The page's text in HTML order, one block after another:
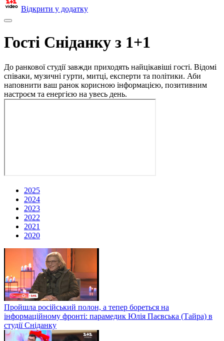
Відкрити у додатку
Гості Сніданку з 1+1
До ранкової студії завжди приходять найцікавіші гості. Відомі
співаки, музичні гурти, митці, експерти та політики. Аби
наповнити ваш ранок корисною інформацією, позитивним
настроєм та енергією на увесь день.
2025
2024
2023
2022
2021
2020
Пройшла російський полон, а тепер бореться на
інформаційному фронті: парамедик Юлія Паєвська (Тайра) в
студії Сніданку